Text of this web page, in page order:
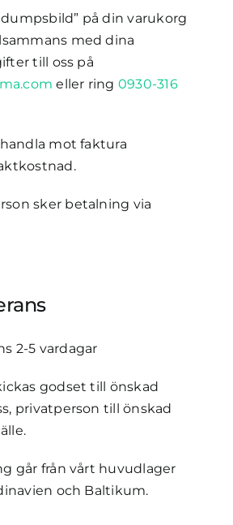
på din varukorg
med dina
till oss på
eller ring 0930-316
mot faktura
sker betalning via
2-5 vardagar
godset till önskad
privatperson till önskad
går från vårt huvudlager
och Baltikum.